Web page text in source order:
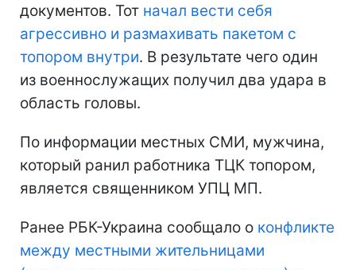
документов. Тот начал вести себя
агрессивно и размахивать пакетом с
топором внутри. В результате чего один
из военнослужащих получил два удара в
область головы.
По информации местных СМИ, мужчина,
который ранил работника ТЦК топором,
является священником УПЦ МП.
Ранее РБК-Украина сообщало о конфликте
между местными жительницами